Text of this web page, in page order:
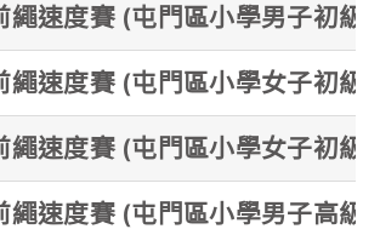
繩速度賽 (屯門區小學男子初級
繩速度賽 (屯門區小學女子初級
繩速度賽 (屯門區小學女子初級
繩速度賽 (屯門區小學男子高級